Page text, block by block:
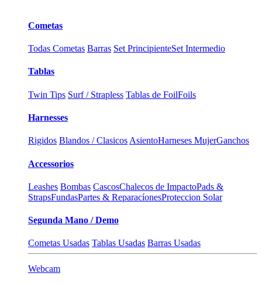
Cometas
Todas Cometas Barras Set PrincipienteSet Intermedio
Tablas
Twin Tips Surf / Strapless Tablas de FoilFoils
Harnesses
Rigidos Blandos / Clasicos AsientoHarneses MujerGanchos
Accessorios
Leashes Bombas CascosChalecos de ImpactoPads &
StrapsFundasPartes & ReparacíonesProteccion Solar
Segunda Mano / Demo
Cometas Usadas Tablas Usadas Barras Usadas
Webcam